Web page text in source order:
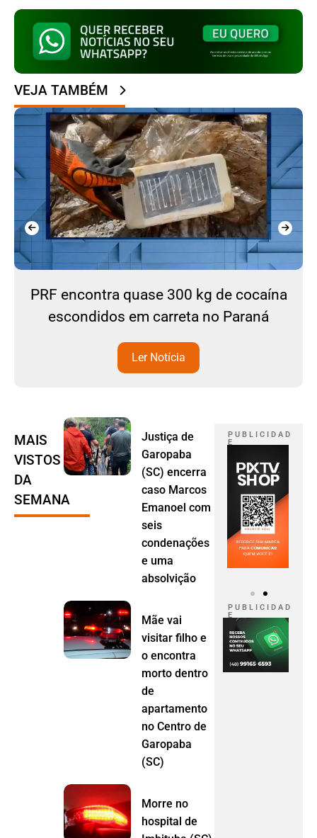
VEJA TAMBÉM
PRF encontra quase 300 kg de cocaína
escondidos em carreta no Paraná
Ler Notícia
MAIS
VISTOS
DA
SEMANA
Justiça de
Garopaba
(SC) encerra
caso Marcos
Emanoel com
seis
condenações
e uma
absolvição
Mãe vai
visitar filho e
o encontra
morto dentro
de
apartamento
no Centro de
Garopaba
(SC)
Morre no
hospital de
P U B L I C I D A D
E
P U B L I C I D A D
E